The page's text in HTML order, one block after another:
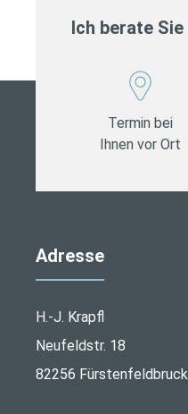
Ich berate
Termin bei
Ihnen vor Ort
Adresse
H.-J. Krapfl
Neufeldstr. 18
82256 Fürstenfeldbruck